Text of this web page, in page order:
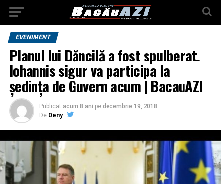
EVENIMENT
Planul lui Dăncilă a fost spulberat.
Iohannis sigur va participa la
ședința de Guvern acum | BacauAZI
Publicat acum 8 ani pe decembrie 19, 2018
De Deny